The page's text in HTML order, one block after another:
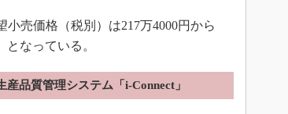
売価格（税別）は217万4000円から
となっている。
品質管理システム「i-Connect」